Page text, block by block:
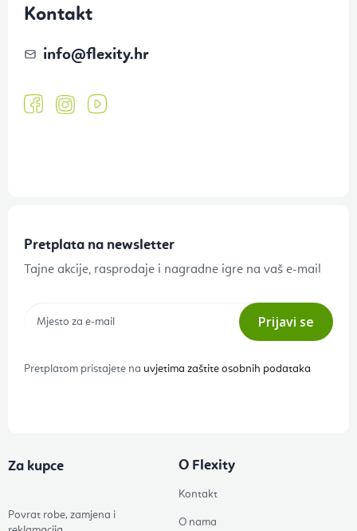
Kontakt
info@flexity.hr
Pretplata na newsletter
Tajne akcije, rasprodaje i nagradne igre na vaš e-mail
Prijavi se
Pretplatom pristajete na uvjetima zaštite osobnih podataka
Za kupce
Povrat robe, zamjena i
O Flexity
Kontakt
O nama